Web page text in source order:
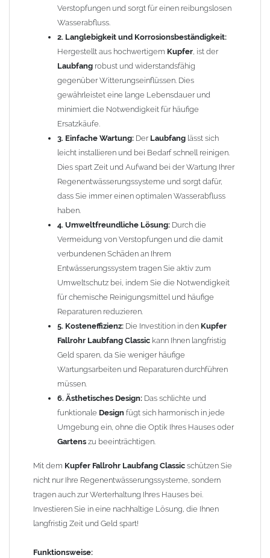
durchführen müssen.
6. Ästhetisches Design:
Designfügt sich harmonisch in jede Umgebung ein, ohne
die Optik Ihres Hauses oderGartenszu beeinträchtigen.
Einbautipps:
Der nachträgliche Einbau ist problemlos. Durch einfaches
Heraussägen eines ca. 34cm langen Teilstücks lässt sich die
Laubfangvorrichtung Classicleicht in bereits vorhandene
einsetzen. DieLaubfangvorrichtung Classic
eine weite Seite und passt auf das normale Fallrohr. Unten ist
Laubfängereingezogen und passt problemlos in das
(auch ohne Fallrohrmuffe). BeiFallrohren, die vor dem
Jahr 2000 hergestellt wurden , beachten Sie bitte den
Einbauhinweis (siehe -> Allgemeine Hinweise).
Verstopfungen und sorgt für einen reibungslosen
Wasserabfluss.
2. Langlebigkeit und Korrosionsbeständigkeit:
Hergestellt aus hochwertigem Kupfer, ist der
Laubfang robust und widerstandsfähig
gegenüber Witterungseinflüssen. Dies
gewährleistet eine lange Lebensdauer und
minimiert die Notwendigkeit für häufige
Ersatzkäufe.
3. Einfache Wartung: Der Laubfang lässt sich
leicht installieren und bei Bedarf schnell reinigen.
Dies spart Zeit und Aufwand bei der Wartung Ihrer
Regenentwässerungssysteme und sorgt dafür,
dass Sie immer einen optimalen Wasserabfluss
haben.
4. Umweltfreundliche Lösung: Durch die
Vermeidung von Verstopfungen und die damit
verbundenen Schäden an Ihrem
Entwässerungssystem tragen Sie aktiv zum
Umweltschutz bei, indem Sie die Notwendigkeit
für chemische Reinigungsmittel und häufige
Reparaturen reduzieren.
5. Kosteneffizienz: Die Investition in den Kupfer
Fallrohr Laubfang Classic kann Ihnen langfristig
Geld sparen, da Sie weniger häufige
Wartungsarbeiten und Reparaturen durchführen
müssen.
6. Ästhetisches Design: Das schlichte und
funktionale Design fügt sich harmonisch in jede
Umgebung ein, ohne die Optik Ihres Hauses oder
Gartens zu beeinträchtigen.
Mit dem Kupfer Fallrohr Laubfang Classic schützen Sie
nicht nur Ihre Regenentwässerungssysteme, sondern
tragen auch zur Werterhaltung Ihres Hauses bei.
Investieren Sie in eine nachhaltige Lösung, die Ihnen
langfristig Zeit und Geld spart!
Funktionsweise: